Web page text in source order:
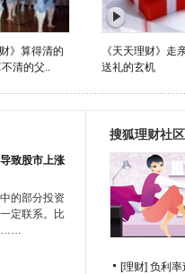
》算得清的
清的父..
《天天理财》走
送礼的玄机
致股市上涨
的部分投资
定联系。比
……
搜狐理财社
[理财] 负利率